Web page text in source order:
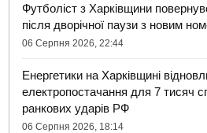
Футболіст з Харківщини
після дворічної паузи з новим
06 Серпня 2026, 22:44
Енергетики на Харківщині
електропостачання для 7 тисяч
ранкових ударів РФ
06 Серпня 2026, 18:14